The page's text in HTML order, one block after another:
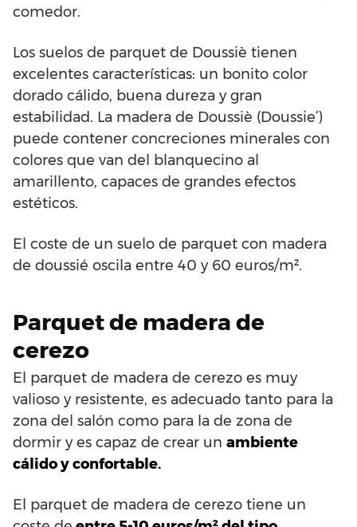
comedor.
Los suelos de parquet de Doussiè tienen
excelentes características: un bonito color
dorado cálido, buena dureza y gran
estabilidad. La madera de Doussiè (Doussie’)
puede contener concreciones minerales con
colores que van del blanquecino al
amarillento, capaces de grandes efectos
estéticos.
El coste de un suelo de parquet con madera
de doussié oscila entre 40 y 60 euros/m².
Parquet de madera de
cerezo
El parquet de madera de cerezo es muy
valioso y resistente, es adecuado tanto para la
zona del salón como para la de zona de
dormir y es capaz de crear un ambiente
cálido y confortable.
El parquet de madera de cerezo tiene un